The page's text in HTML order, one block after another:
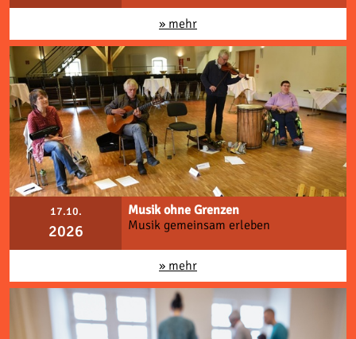
» mehr
17.10.
2026
Musik ohne Grenzen
Musik gemeinsam erleben
» mehr